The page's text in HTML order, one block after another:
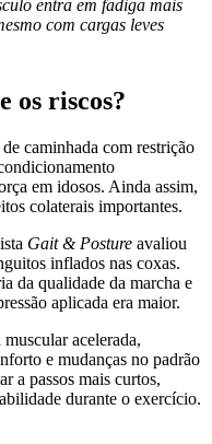
entra em fadiga mais
com cargas leves
os riscos?
caminhada com restrição
em idosos. Ainda assim,
colaterais importantes.
Gait & Posture avaliou
inflados nas coxas.
da qualidade da marcha e
aplicada era maior.
acelerada,
e mudanças no padrão
a passos mais curtos,
durante o exercício.